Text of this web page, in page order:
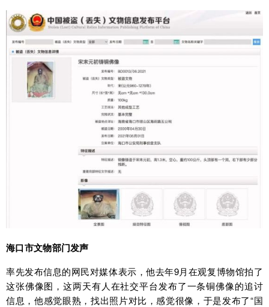
海口市文物部门发声
率先发布信息的网民对媒体表示，他去年9月在观复博物馆拍了
这张佛像图，这两天有人在社交平台发布了一条铜佛像的追讨
信息，他感觉眼熟，找出照片对比，感觉很像，于是发布了“国